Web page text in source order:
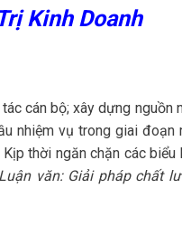
Kinh Doanh
cán bộ; xây dựng nguồn
nhiệm vụ trong giai đoạn
thời ngăn chặn các biểu
Luận văn: Giải pháp chất